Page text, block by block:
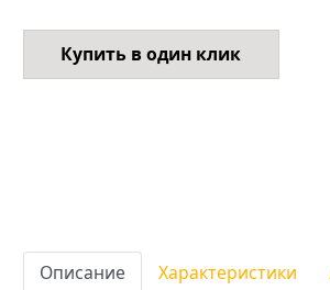
Купить в один клик
Описание Характеристики